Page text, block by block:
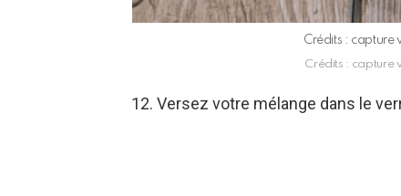
Crédits : capture
Crédits : capture
12. Versez votre mélange dans le